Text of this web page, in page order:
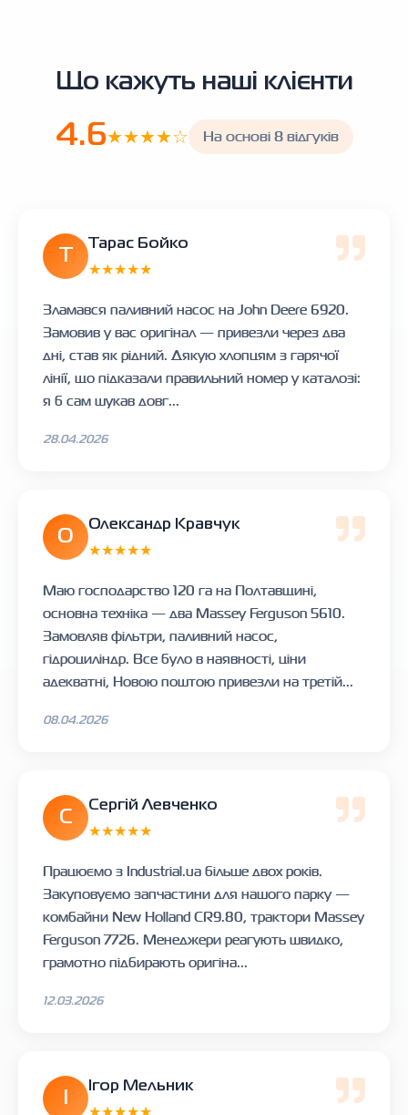
Що кажуть наші клієнти
4.6★★★★☆ На основі 8 відгуків
Тарас Бойко
★★★★★
Зламався паливний насос на John Deere 6920.
Замовив у вас оригінал — привезли через два
дні, став як рідний. Дякую хлопцям з гарячої
лінії, що підказали правильний номер у каталозі:
я б сам шукав довг...
28.04.2026
О
Олександр Кравчук
★★★★★
Маю господарство 120 га на Полтавщині,
основна техніка — два Massey Ferguson 5610.
Замовляв фільтри, паливний насос,
гідроциліндр. Все було в наявності, ціни
адекватні, Новою поштою привезли на третій...
08.04.2026
С
Сергій Левченко
★★★★★
Працюємо з Industrial.ua більше двох років.
Закуповуємо запчастини для нашого парку —
комбайни New Holland CR9.80, трактори Massey
Ferguson 7726. Менеджери реагують швидко,
грамотно підбирають оригіна...
12.03.2026
Ігор Мельник